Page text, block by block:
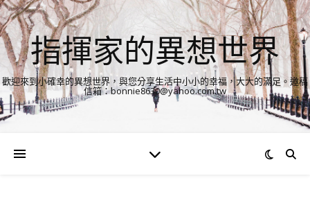
指揮家的異想世界
歡迎來到小確幸的異想世界，與您分享生活中小小的幸福，大大的滿足。邀稿
信箱：bonnie8630@yahoo.com.tw